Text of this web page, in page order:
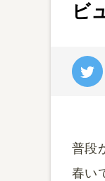
ビ
普段
春い